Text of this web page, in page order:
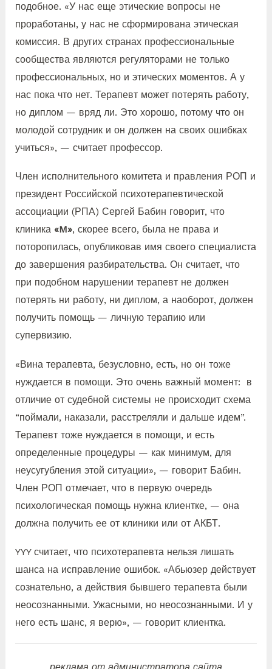
подобное. «У нас еще этические вопросы не
проработаны, у нас не сформирована этическая
комиссия. В других странах профессиональные
сообщества являются регуляторами не только
профессиональных, но и этических моментов. А у
нас пока что нет. Терапевт может потерять работу,
но диплом — вряд ли. Это хорошо, потому что он
молодой сотрудник и он должен на своих ошибках
учиться», — считает профессор.
Член исполнительного комитета и правления РОП и
президент Российской психотерапевтической
ассоциации (РПА) Сергей Бабин говорит, что
клиника «M», скорее всего, была не права и
поторопилась, опубликовав имя своего специалиста
до завершения разбирательства. Он считает, что
при подобном нарушении терапевт не должен
потерять ни работу, ни диплом, а наоборот, должен
получить помощь — личную терапию или
супервизию.
«Вина терапевта, безусловно, есть, но он тоже
нуждается в помощи. Это очень важный момент: в
отличие от судебной системы не происходит схема
“поймали, наказали, расстреляли и дальше идем”.
Терапевт тоже нуждается в помощи, и есть
определенные процедуры — как минимум, для
неусугубления этой ситуации», — говорит Бабин.
Член РОП отмечает, что в первую очередь
психологическая помощь нужна клиентке, — она
должна получить ее от клиники или от АКБТ.
YYY считает, что психотерапевта нельзя лишать
шанса на исправление ошибок. «Абьюзер действует
сознательно, а действия бывшего терапевта были
неосознанными. Ужасными, но неосознанными. И у
него есть шанс, я верю», — говорит клиентка.
реклама от администратора сайта